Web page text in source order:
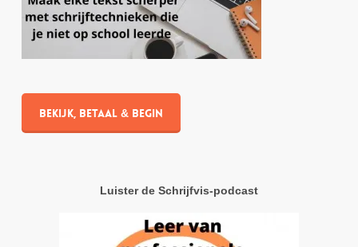
Bekijk, betaal & begin
Luister de Schrijfvis-podcast